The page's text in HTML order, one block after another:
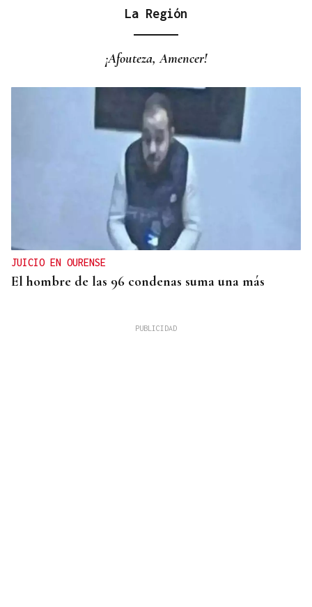
La Región
¡Afouteza, Amencer!
JUICIO EN OURENSE
El hombre de las 96 condenas suma una más